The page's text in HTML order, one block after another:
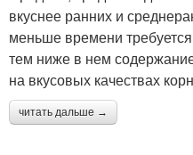
вкуснее ранних и
меньше времени
тем ниже в нем
на вкусовых качествах
читать дальше →